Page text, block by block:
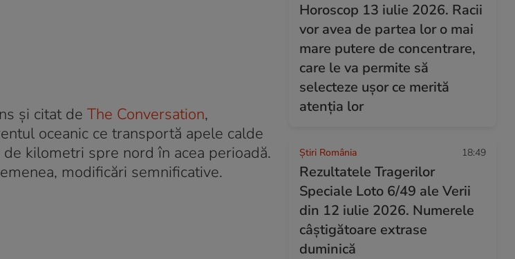
și citat de The Conversation,
oceanic ce transportă apele calde
kilometri spre nord în acea perioadă.
modificări semnificative.
Horoscop 13 iulie 2026. Racii
vor avea de partea lor o mai
mare putere de concentrare,
care le va permite să
selecteze ușor ce merită
atenția lor
Știri România 18:49
Rezultatele Tragerilor
Speciale Loto 6/49 ale Verii
din 12 iulie 2026. Numerele
câștigătoare extrase
duminică